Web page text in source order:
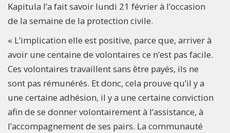
Kapitula l’a fait savoir lundi 21 février à l’occasion
de la semaine de la protection civile.
« L’implication elle est positive, parce que, arriver à
avoir une centaine de volontaires ce n’est pas facile.
Ces volontaires travaillent sans être payés, ils ne
sont pas rémunérés. Et donc, cela prouve qu’il y a
une certaine adhésion, il y a une certaine conviction
afin de se donner volontairement à l’assistance, à
l’accompagnement de ses pairs. La communauté